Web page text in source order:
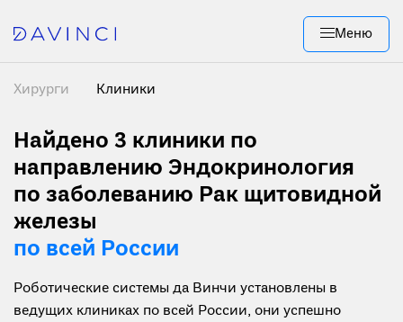
Меню
Хирурги Клиники
Найдено 3 клиники по
направлению Эндокринология
по заболеванию Рак щитовидной
железы
по всей России
Роботические системы да Винчи установлены в
ведущих клиниках по всей России, они успешно